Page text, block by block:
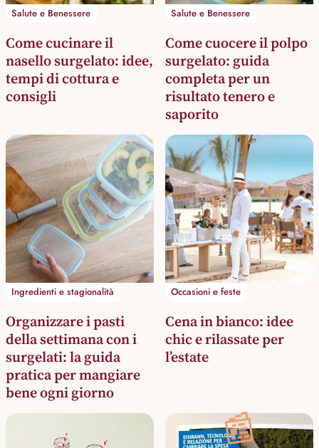
Salute e Benessere
Come cucinare il
nasello surgelato: idee,
tempi di cottura e
consigli
Salute e Benessere
Come cuocere il polpo
surgelato: guida
completa per un
risultato tenero e
saporito
Ingredienti e stagionalità
Organizzare i pasti
della settimana con i
surgelati: la guida
pratica per mangiare
bene ogni giorno
Occasioni e feste
Cena in bianco: idee
chic e rilassate per
l’estate
📰